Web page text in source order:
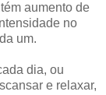
aumento de
no
um.
dia, ou
e relaxar,